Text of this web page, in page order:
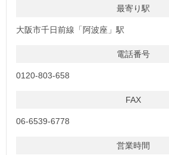
最寄り駅
大阪市千日前線「阿波座」駅
電話番号
0120-803-658
FAX
06-6539-6778
営業時間